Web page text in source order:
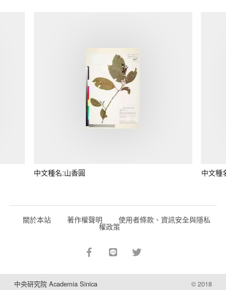
中文種名:山香圓 中文種
關於本站 著作權聲明 使用者條款、資訊安全與隱私
權政策
中央研究院 Academia Sinica © 2018